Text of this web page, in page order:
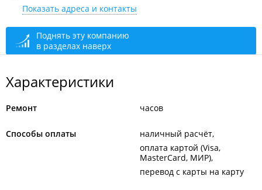
+7 902 487-02-53выкуп
+7 (423) 222-33-10
сегодня закрыто
Показать адреса и контакты
Поднять эту компанию
в разделах наверх
Характеристики
Ремонт часов
Способы оплаты
наличный расчёт
оплата картой (Visa,
MasterCard, МИР)
перевод с карты на карту